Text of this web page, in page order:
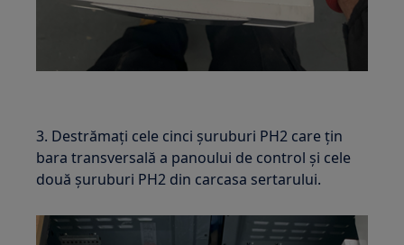
3. Destrămați cele cinci șuruburi PH2 care țin
bara transversală a panoului de control și cele
două șuruburi PH2 din carcasa sertarului.